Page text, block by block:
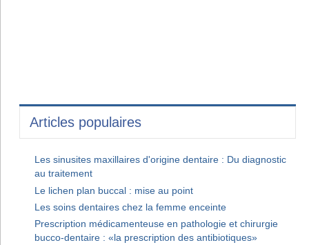
Articles populaires
Les sinusites maxillaires d'origine dentaire : Du diagnostic
au traitement
Le lichen plan buccal : mise au point
Les soins dentaires chez la femme enceinte
Prescription médicamenteuse en pathologie et chirurgie
bucco-dentaire : «la prescription des antibiotiques»